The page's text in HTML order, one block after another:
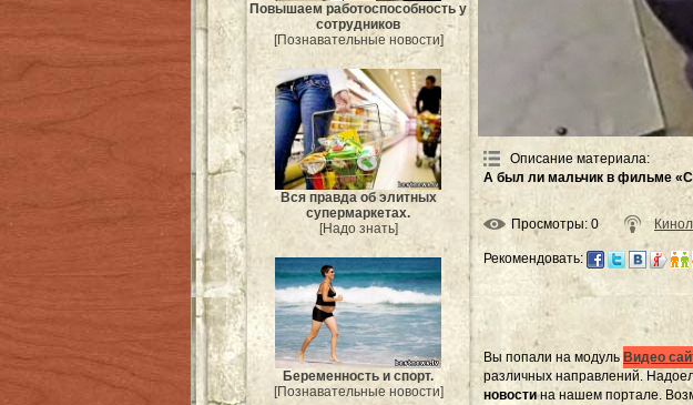
Повышаем работоспособность у
сотрудников
[Познавательные новости]
Вся правда об элитных
супермаркетах.
[Надо знать]
Беременность и спорт.
[Познавательные новости]
Описание материала:
А был ли мальчик в фильме
Просмотры: 0
Рекомендовать:
Вы попали на модуль Видео
различных направлений.
новостина нашем портале.